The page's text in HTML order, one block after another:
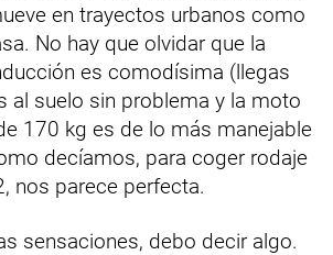
en trayectos urbanos como
No hay que olvidar que la
es comodísima (llegas
al suelo sin problema y la moto
170 kg es de lo más manejable
decíamos, para coger rodaje
nos parece perfecta.
sensaciones, debo decir algo.